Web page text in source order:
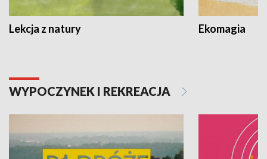
Lekcja z natury Ekomagia
WYPOCZYNEK I REKREACJA